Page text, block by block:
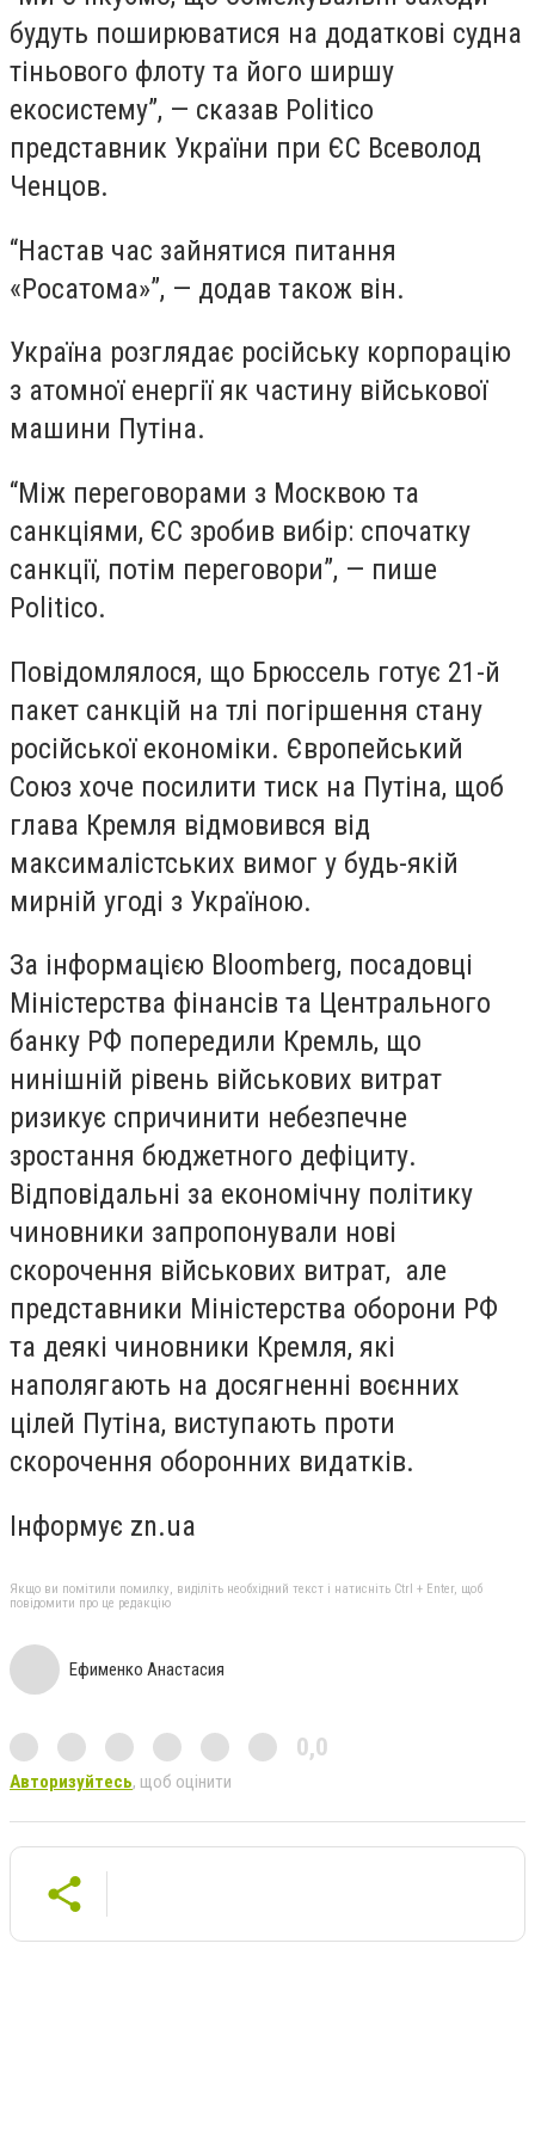
будуть поширюватися на додаткові судна
тіньового флоту та його ширшу
екосистему”, — сказав Politico
представник України при ЄС Всеволод
Ченцов.
“Настав час зайнятися питання
«Росатома»”, — додав також він.
Україна розглядає російську корпорацію
з атомної енергії як частину військової
машини Путіна.
“Між переговорами з Москвою та
санкціями, ЄС зробив вибір: спочатку
санкції, потім переговори”, — пише
Politico.
Повідомлялося, що Брюссель готує 21-й
пакет санкцій на тлі погіршення стану
російської економіки. Європейський
Союз хоче посилити тиск на Путіна, щоб
глава Кремля відмовився від
максималістських вимог у будь-якій
мирній угоді з Україною.
За інформацією Bloomberg, посадовці
Міністерства фінансів та Центрального
банку РФ попередили Кремль, що
нинішній рівень військових витрат
ризикує спричинити небезпечне
зростання бюджетного дефіциту.
Відповідальні за економічну політику
чиновники запропонували нові
скорочення військових витрат, але
представники Міністерства оборони РФ
та деякі чиновники Кремля, які
наполягають на досягненні воєнних
цілей Путіна, виступають проти
скорочення оборонних видатків.
Інформує zn.ua
Якщо ви помітили помилку, виділіть необхідний текст і натисніть Ctrl + Enter, щоб
повідомити про це редакцію
Ефименко Анастасия
0,0
Авторизуйтесь, щоб оцінити